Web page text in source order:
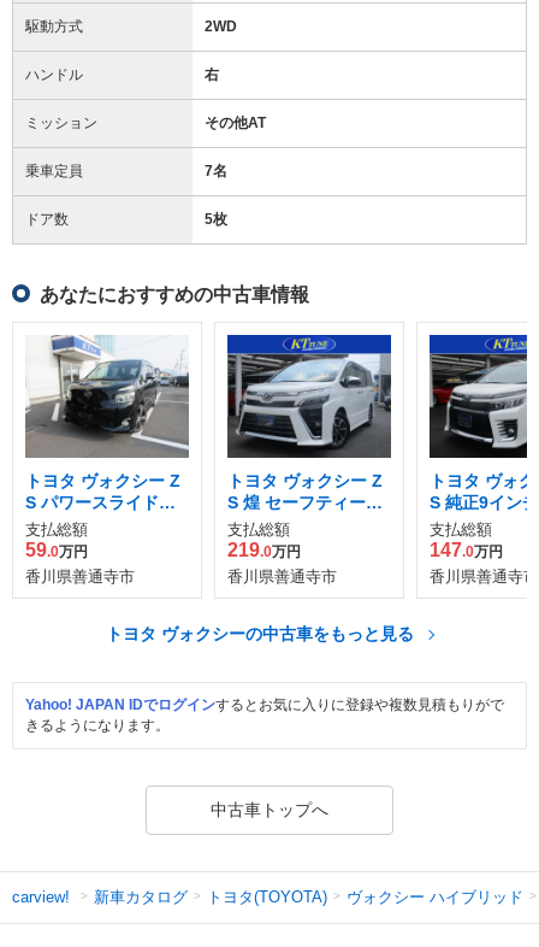
駆動方式 2WD
ハンドル 右
ミッション その他AT
乗車定員 7名
ドア数 5枚
あなたにおすすめの中古車情報
トヨタ ヴォクシー Z
S パワースライドド
ア 社外ナビTV Bモ
支払総額
59.0万円
香川県善通寺市
トヨタ ヴォクシー Z
S 煌 セーフティーシ
ステム 純正10イ
支払総額
219.0万円
香川県善通寺市
トヨタ ヴォ
S 純正9イン
バックカメラ
支払総額
147.0万円
香川県善通寺市
トヨタ ヴォクシーの中古車をもっと見る
Yahoo! JAPAN IDでログインするとお気に入りに登録や複数見積もりがで
きるようになります。
中古車トップへ
carview! 新車カタログ トヨタ(TOYOTA) ヴォクシー ハイブリッド